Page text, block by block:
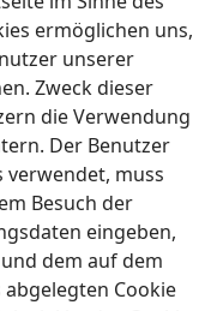
ermöglichen uns,
unserer
Zweck dieser
die Verwendung
Der Benutzer
verwendet, muss
Besuch der
eingeben,
dem auf dem
Cookie